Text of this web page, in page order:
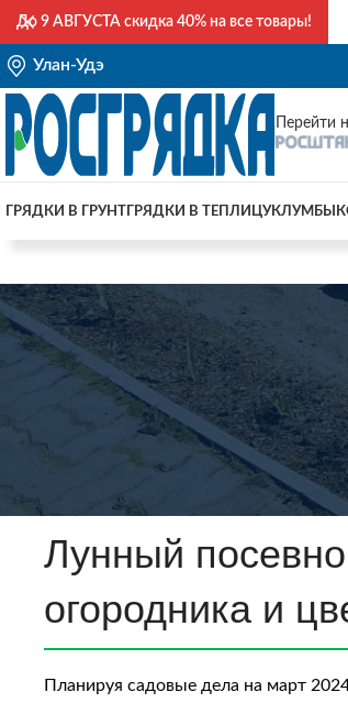
Улан-Удэ
Перейти
ГРЯДКИ В ГРУНТ ГРЯДКИ В ТЕПЛИЦУКЛУМБЫ
Лунный
огородника и
Планируя садовые дела на март
До 9 АВГУСТА скидка 40% на все товары!